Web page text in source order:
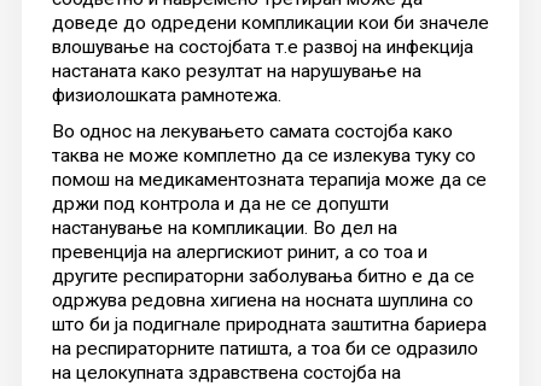
доведе до одредени компликации кои би значеле
влошување на состојбата т.е развој на инфекција
настаната како резултат на нарушување на
физиолошката рамнотежа.
Во однос на лекувањето самата состојба како
таква не може комплетно да се излекува туку со
помош на медикаментозната терапија може да се
држи под контрола и да не се допушти
настанување на компликации. Во дел на
превенција на алергискиот ринит, а со тоа и
другите респираторни заболувања битно е да се
одржува редовна хигиена на носната шуплина со
што би ја подигнале природната заштитна бариера
на респираторните патишта, а тоа би се одразило
на целокупната здравствена состојба на